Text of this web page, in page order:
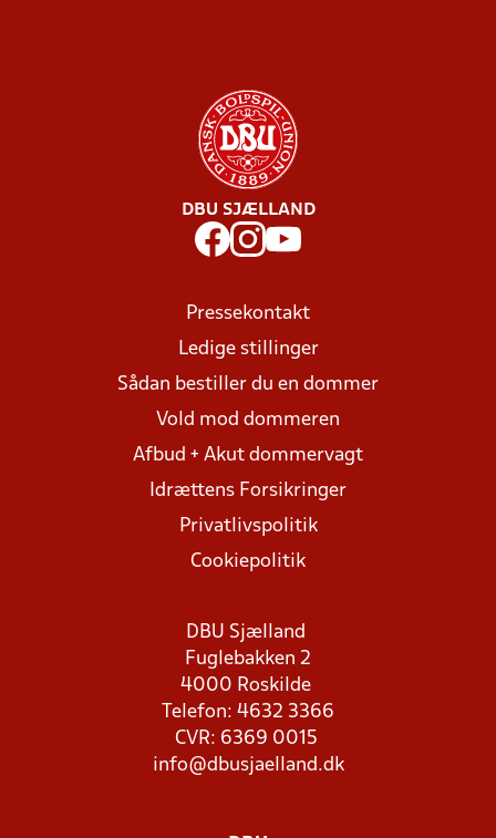
DBU SJÆLLAND
Pressekontakt
Ledige stillinger
Sådan bestiller du en dommer
Vold mod dommeren
Afbud + Akut dommervagt
Idrættens Forsikringer
Privatlivspolitik
Cookiepolitik
DBU Sjælland
Fuglebakken 2
4000 Roskilde
Telefon: 4632 3366
CVR: 6369 0015
info@dbusjaelland.dk